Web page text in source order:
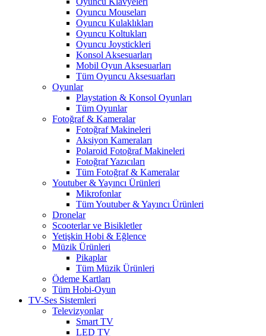
Oyuncu Mouseları
Oyuncu Kulaklıkları
Oyuncu Koltukları
Oyuncu Joystickleri
Konsol Aksesuarları
Mobil Oyun Aksesuarları
Tüm Oyuncu Aksesuarları
Oyunlar
Playstation & Konsol Oyunları
Tüm Oyunlar
Fotoğraf & Kameralar
Fotoğraf Makineleri
Aksiyon Kameraları
Polaroid Fotoğraf Makineleri
Fotoğraf Yazıcıları
Tüm Fotoğraf & Kameralar
Youtuber & Yayıncı Ürünleri
Mikrofonlar
Tüm Youtuber & Yayıncı Ürünleri
Dronelar
Scooterlar ve Bisikletler
Yetişkin Hobi & Eğlence
Müzik Ürünleri
Pikaplar
Tüm Müzik Ürünleri
Ödeme Kartları
Tüm Hobi-Oyun
TV-Ses Sistemleri
Televizyonlar
Smart TV
LED TV